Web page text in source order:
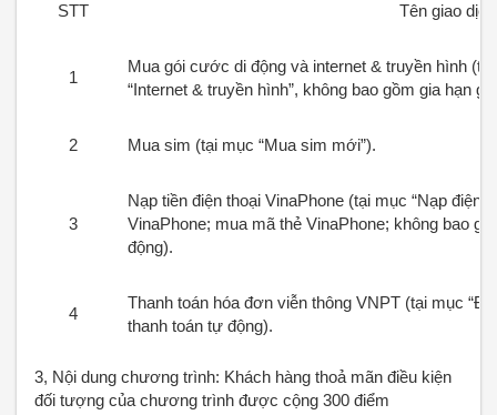
STT Tên giao dịch
1
Mua gói cước di động và internet & truyền hình
“Internet & truyền hình”, không bao gồm gia hạn
2 Mua sim (tại mục “Mua sim mới”).
3
Nạp tiền điện thoại VinaPhone (tại mục “Nạp điện
VinaPhone; mua mã thẻ VinaPhone; không bao
động).
4
Thanh toán hóa đơn viễn thông VNPT (tại mục
thanh toán tự động).
3, Nội dung chương trình: Khách hàng thoả mãn điều kiện
đối tượng của chương trình được cộng 300 điểm